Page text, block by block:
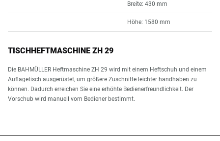
Breite: 430 mm
Höhe: 1580 mm
TISCHHEFTMASCHINE ZH 29
Die BAHMÜLLER Heftmaschine ZH 29 wird mit einem Heftschuh und einem
Auflagetisch ausgerüstet, um größere Zuschnitte leichter handhaben zu
können. Dadurch erreichen Sie eine erhöhte Bedienerfreundlichkeit. Der
Vorschub wird manuell vom Bediener bestimmt.